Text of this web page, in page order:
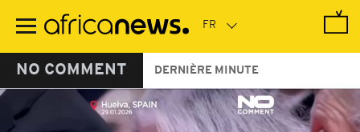
contenu
NO COMMENT DERNIÈRE MINUTE